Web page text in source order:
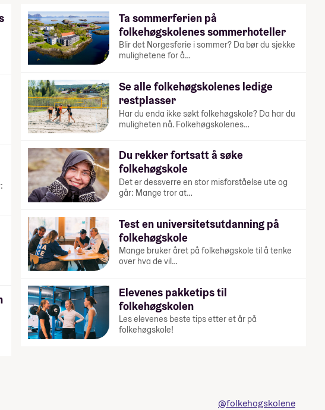
Ta sommerferien på
folkehøgskolenes sommerhoteller
Blir det Norgesferie i sommer? Da bør du sjekke
mulighetene for å…
Se alle folkehøgskolenes ledige
restplasser
Har du enda ikke søkt folkehøgskole? Da har du
muligheten nå. Folkehøgskolenes…
Du rekker fortsatt å søke
folkehøgskole
Det er dessverre en stor misforståelse ute og
går: Mange tror at…
Test en universitetsutdanning på
folkehøgskole
Mange bruker året på folkehøgskole til å tenke
over hva de vil…
Elevenes pakketips til
folkehøgskolen
Les elevenes beste tips etter et år på
folkehøgskole!
@folkehogskolene